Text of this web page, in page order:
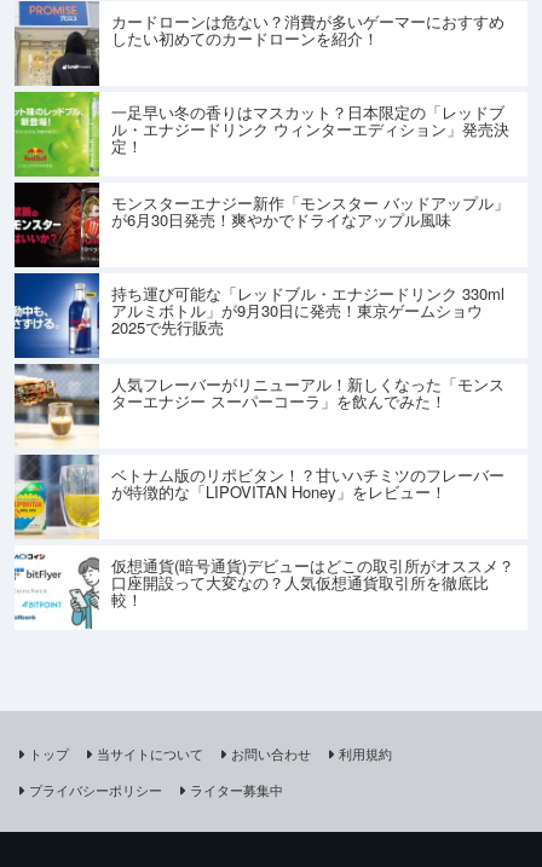
カードローンは危ない？消費が多いゲーマーにおすすめ
したい初めてのカードローンを紹介！
一足早い冬の香りはマスカット？日本限定の「レッドブ
ル・エナジードリンク ウィンターエディション」発売決
定！
モンスターエナジー新作「モンスター バッドアップル」
が6月30日発売！爽やかでドライなアップル風味
持ち運び可能な「レッドブル・エナジードリンク 330ml
アルミボトル」が9月30日に発売！東京ゲームショウ
2025で先行販売
人気フレーバーがリニューアル！新しくなった「モンス
ターエナジー スーパーコーラ」を飲んでみた！
ベトナム版のリポビタン！？甘いハチミツのフレーバー
が特徴的な「LIPOVITAN Honey」をレビュー！
仮想通貨(暗号通貨)デビューはどこの取引所がオススメ？
口座開設って大変なの？人気仮想通貨取引所を徹底比
較！
トップ 当サイトについて お問い合わせ
利用規約
プライバシーポリシー
ライター募集中